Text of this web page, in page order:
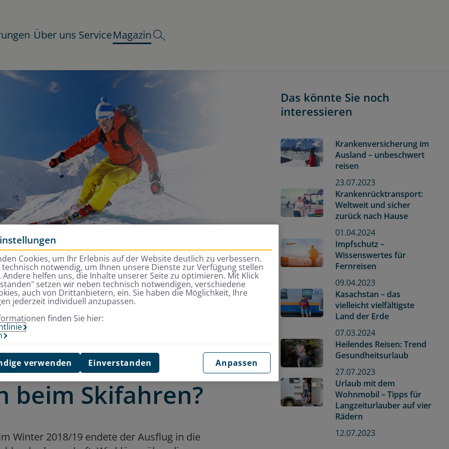
Über uns ServiceMagazin
tun nach Verletzungen beim Skifahren?
Was tun
beim Skifahren?
Winter 2018/19 endete der Ausflug in die
Das könnte Sie noch
interessieren
Krankenversicherung im
Ausland – unbeschwert
reisen
23.07.2023
Krankenrücktransport:
Weltweit und sicher
zurück nach Hause
01.04.2024
Impfschutz –
Wissenswertes für
Fernreisen
09.04.2023
Kasachstan – das
vielleicht vielfältigste
Land der Erde
07.03.2024
Heilendes Reisen: Trend
Gesundheitsurlaub
27.07.2023
Urlaub mit dem
Wohnmobil – Tipps für
Langzeiturlauber auf vier
Rädern
12.07.2023
Cookies, um Ihr Erlebnis auf der Website deutlich zu verbessern.
technisch notwendig, um Ihnen unsere Dienste zur Verfügung stellen
Andere helfen uns, die Inhalte unserer Seite zu optimieren. Mit Klick
setzen wir neben technisch notwendigen, verschiedene
auch von Drittanbietern, ein. Sie haben die Möglichkeit, Ihre
jederzeit individuell anzupassen.
finden Sie hier:
Anpassen
verwenden Einverstanden